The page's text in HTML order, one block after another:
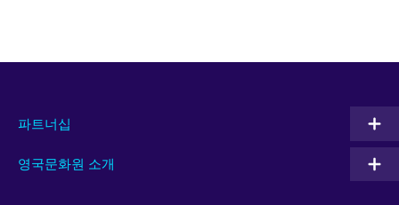
파트너십
영국문화원 소개